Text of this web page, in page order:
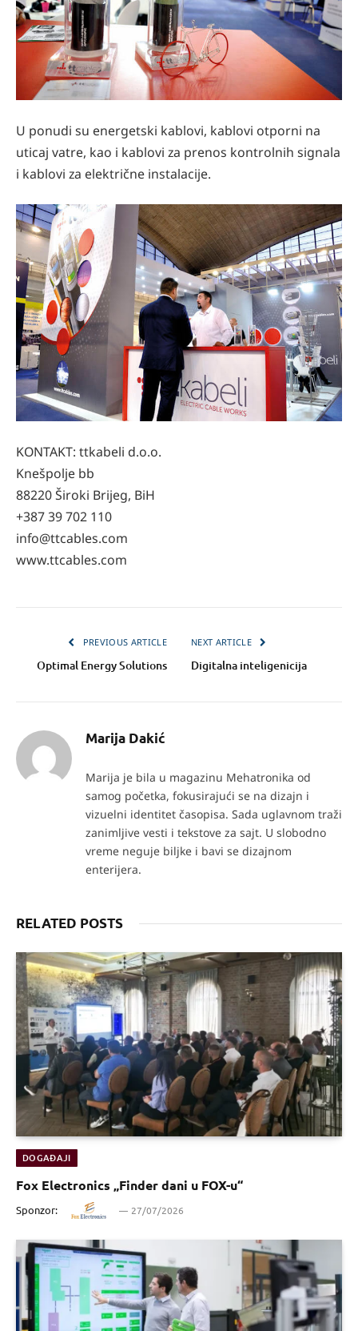
U ponudi su energetski kablovi, kablovi otporni na
uticaj vatre, kao i kablovi za prenos kontrolnih signala
i kablovi za električne instalacije.
KONTAKT: ttkabeli d.o.o.
Knešpolje bb
88220 Široki Brijeg, BiH
+387 39 702 110
info@ttcables.com
www.ttcables.com
PREVIOUS ARTICLE
Optimal Energy Solutions
NEXT ARTICLE
Digitalna inteligenicija
Marija Dakić
Marija je bila u magazinu Mehatronika od
samog početka, fokusirajući se na dizajn i
vizuelni identitet časopisa. Sada uglavnom traži
zanimljive vesti i tekstove za sajt. U slobodno
vreme neguje biljke i bavi se dizajnom
enterijera.
RELATED POSTS
DOGAĐAJI
Fox Electronics „Finder dani u FOX-u“
Sponzor: 27/07/2026